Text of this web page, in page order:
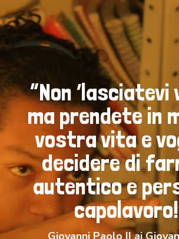
“Non ‘lasciatevi
ma prendete in
vostra vita e
decidere di
autentico e
Giovanni Paolo II ai